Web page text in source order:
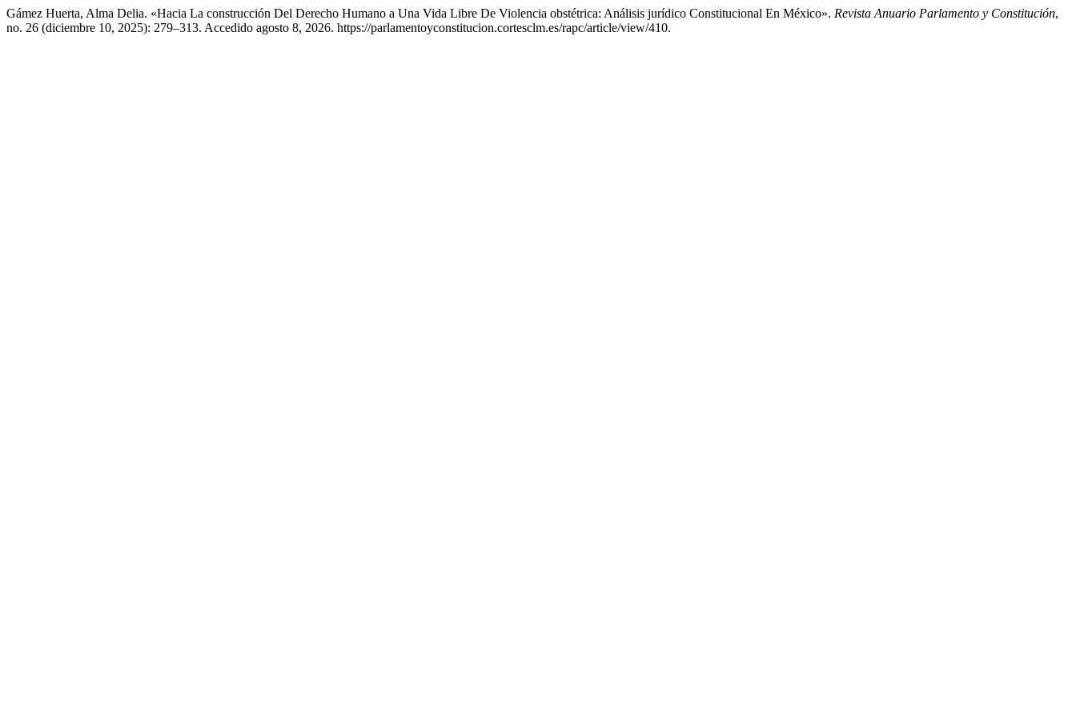
Gámez Huerta, Alma Delia. «Hacia La construcción Del Derecho Humano a Una Vida Libre De Violencia obstétrica: Análisis jurídico Constitucional En México». Revista Anuario Parlamento y Constitución,
no. 26 (diciembre 10, 2025): 279–313. Accedido agosto 8, 2026. https://parlamentoyconstitucion.cortesclm.es/rapc/article/view/410.